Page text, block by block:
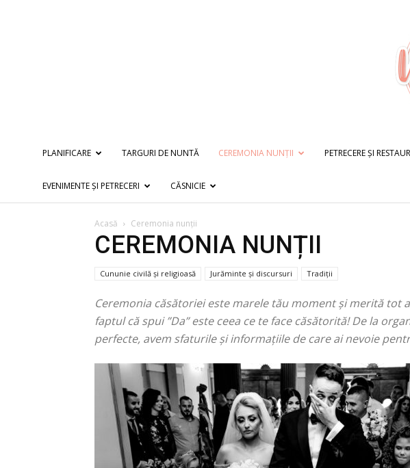
PLANIFICARE TARGURI DE NUNTĂ CEREMONIA NUNȚII PETRECERE ȘI
EVENIMENTE ȘI PETRECERI CĂSNICIE
Acasă Ceremonia nunții
CEREMONIA NUNȚII
Cununie civilă și religioasă Jurăminte și discursuri Tradiții
Ceremonia căsătoriei este marele tău moment și merită
faptul că spui ”Da” este ceea ce te face căsătorită! De la
perfecte, avem sfaturile și informațiile de care ai nevoie